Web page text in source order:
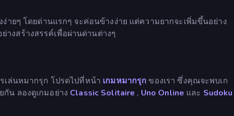
ายๆ โดยด่านแรกๆ จะค่อนข้างง่าย แต่ความยากจะเพิ่มขึ้นอย่าง
งสร้างสรรค์เพื่อผ่านด่านต่างๆ
เล่นหมากรุก โปรดไปที่หน้า เกมหมากรุก ของเรา ซึ่งคุณจะพบเก
น ลองดูเกมอย่าง Classic Solitaire , Uno Online และ Sudoku